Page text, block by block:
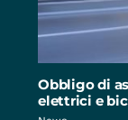
Obbligo di
elettrici e